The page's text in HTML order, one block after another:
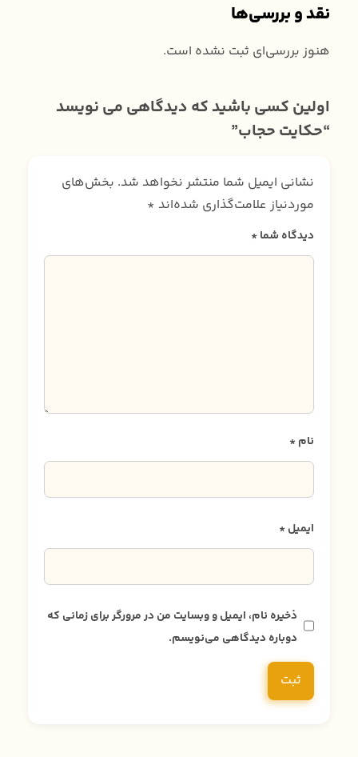
نقد و بررسی‌ها
هنوز بررسی‌ای ثبت نشده است.
اولین کسی باشید که دیدگاهی می نویسد
“حکایت حجاب”
نشانی ایمیل شما منتشر نخواهد شد. بخش‌های
موردنیاز علامت‌گذاری شده‌اند *
دیدگاه شما*
نام*
ایمیل*
ذخیره نام، ایمیل و وبسایت من در مرورگر برای زمانی که
دوباره دیدگاهی می‌نویسم.